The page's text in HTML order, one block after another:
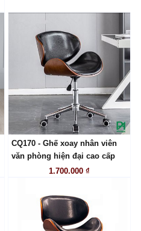
LIÊN HỆ
CQ170 - Ghế xoay nhân viên
văn phòng hiện đại cao cấp
1.700.000 ₫